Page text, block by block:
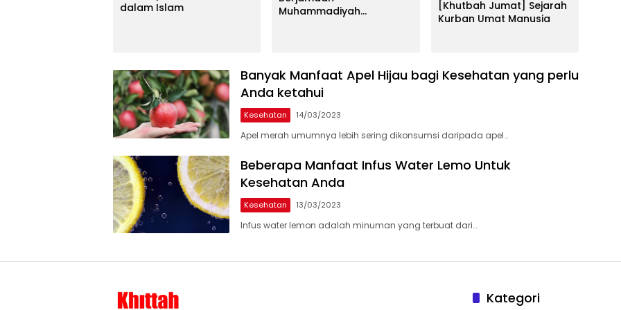
dalam Islam
Muhammadiyah
[Khutbah Jumat] Sejarah
Kurban Umat Manusia
Banyak Manfaat Apel Hijau bagi Kesehatan yang perlu
Anda ketahui
Kesehatan 14/03/2023
Apel merah umumnya lebih sering dikonsumsi daripada apel…
Beberapa Manfaat Infus Water Lemo Untuk
Kesehatan Anda
Kesehatan 13/03/2023
Infus water lemon adalah minuman yang terbuat dari…
Kategori